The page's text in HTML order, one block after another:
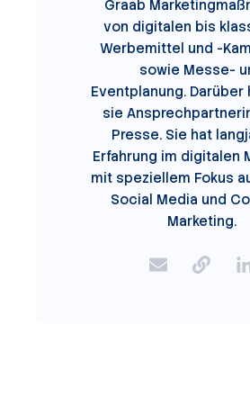
Graab
von digitalen bis
Werbemittel und -
sowie Messe-
Eventplanung. Darüber
sie
Presse. Sie hat
Erfahrung im digitalen
mit speziellem Fokus
Social Media und
Marketing.